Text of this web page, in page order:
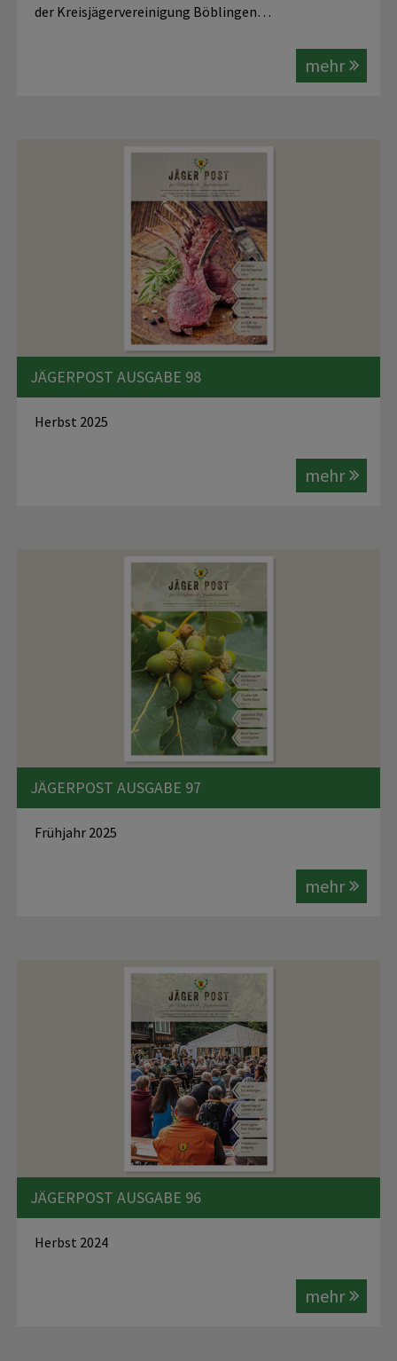
der Kreisjägervereinigung Böblingen…
mehr
JÄGERPOST AUSGABE 98
Herbst 2025
mehr
JÄGERPOST AUSGABE 97
Frühjahr 2025
mehr
JÄGERPOST AUSGABE 96
Herbst 2024
mehr